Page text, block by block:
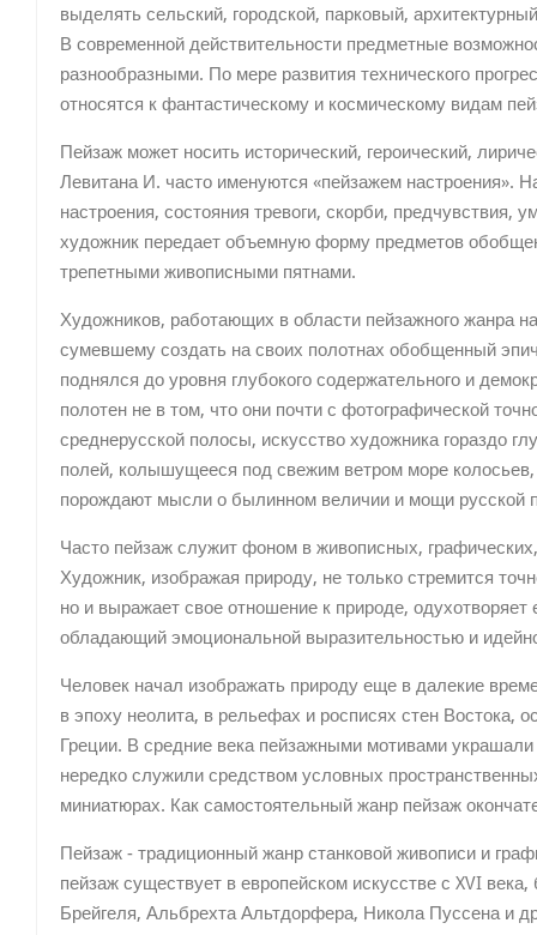
выделять сельский, городской, парковый,
В современной действительности предметные
разнообразными. По мере развития технического
относятся к фантастическому и космическому видам
Пейзаж может носить исторический, героический,
Левитана И. часто именуются «пейзажем настроения».
настроения, состояния тревоги, скорби, предчувствия,
художник передает объемную форму предметов
трепетными живописными пятнами.
Художников, работающих в области пейзажного жанра
сумевшему создать на своих полотнах обобщенный
поднялся до уровня глубокого содержательного и
полотен не в том, что они почти с фотографической
среднерусской полосы, искусство художника гораздо
полей, колышущееся под свежим ветром море
порождают мысли о былинном величии и мощи русской
Часто пейзаж служит фоном в живописных,
Художник, изображая природу, не только стремится
но и выражает свое отношение к природе,
обладающий эмоциональной выразительностью и
Человек начал изображать природу еще в далекие
в эпоху неолита, в рельефах и росписях стен Востока,
Греции. В средние века пейзажными мотивами
нередко служили средством условных
миниатюрах. Как самостоятельный жанр пейзаж
Пейзаж - традиционный жанр станковой живописи и
пейзаж существует в европейском искусстве с XVI
Брейгеля, Альбрехта Альтдорфера, Никола Пуссена и